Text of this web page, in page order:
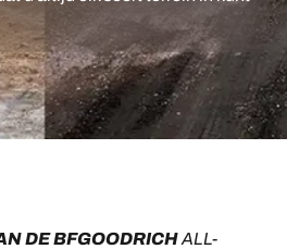
DE BFGOODRICH ALL-